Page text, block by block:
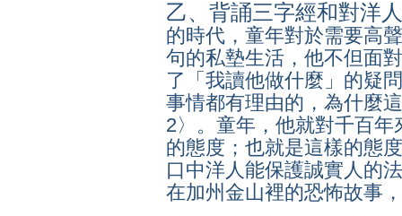
乙、背誦三字經和對洋
的時代，童年對於需要高
句的私墊生活，他不但面
了「 我讀他做什麼 」的疑
事情都有理由的，為什麼
2〉。童年，他就對千百
的態度；也就是這樣的態
口中洋人能保護誠實人的
在加州金山裡的恐怖故事，